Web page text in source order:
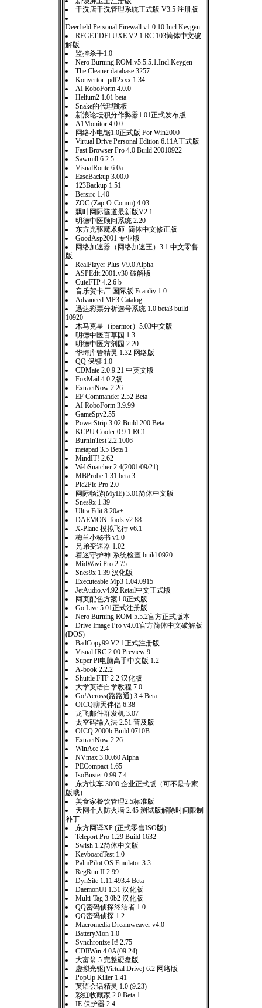
干洗店干洗管理系统正式版 V3.5 注册版
Deerfield.Personal.Firewall.v1.0.10.Incl.Keygen
REGET.DELUXE.V2.1.RC.103简体中文破
解版
监控杀手1.0
Nero Burning.ROM.v5.5.5.1.Incl.Keygen
The Cleaner database 3257
Konvertor_pdf2xxx 1.34
AI RoboForm 4.0.0
Helium2 1.01 beta
Snake的代理跳板
新浪论坛积分作弊器1.01正式发布版
A1Monitor 4.0.0
网络小电锯1.0正式版 For Win2000
Virtual Drive Personal Edition 6.11A正式版
Fast Browser Pro 4.0 Build 20010922
Sawmill 6.2.5
VisualRoute 6.0a
EaseBackup 3.00.0
123Backup 1.51
Bersirc 1.40
ZOC (Zap-O-Comm) 4.03
飘叶网际隧道最新版V2.1
明德中医顾问系统 2.20
东方光驱魔术师 简体中文修正版
GoodAsp2001 专业版
网络加速器（网络加速王）3.1 中文零售
版
RealPlayer Plus V9.0 Alpha
ASPEdit.2001.v30 破解版
CuteFTP 4.2.6 b
音乐贺卡厂 国际版 Ecardiy 1.0
Advanced MP3 Catalog
迅达彩票分析选号系统 1.0 beta3 build
10920
木马克星（iparmor）5.03中文版
明德中医百草园 1.3
明德中医方剂园 2.20
华琦库管精灵 1.32 网络版
QQ 保镖 1.0
CDMate 2.0.9.21 中英文版
FoxMail 4.0.2版
ExtractNow 2.26
EF Commander 2.52 Beta
AI RoboForm 3.9.99
GameSpy2.55
PowerStrip 3.02 Build 200 Beta
KCPU Cooler 0.9.1 RC1
BurnInTest 2.2.1006
metapad 3.5 Beta 1
MindIT! 2.62
WebSnatcher 2.4(2001/09/21)
MBProbe 1.31 beta 3
Pic2Pic Pro 2.0
网际畅游(MyIE) 3.01简体中文版
Snes9x 1.39
Ultra Edit 8.20a+
DAEMON Tools v2.88
X-Plane 模拟飞行 v6.1
梅兰小秘书 v1.0
兄弟变速器 1.02
着迷守护神-系统检查 build 0920
MidWavi Pro 2.75
Snes9x 1.39 汉化版
Executeable Mp3 1.04.0915
JetAudio.v4.92.Retail中文正式版
网页配色方案1.0正式版
Go Live 5.01正式注册版
Nero Burning ROM 5.5.2官方正式版本
Drive Image Pro v4.01官方简体中文破解版
(DOS)
BadCopy99 V2.1正式注册版
Visual IRC 2.00 Preview 9
Super Pi电脑高手中文版 1.2
A-book 2.2.2
Shuttle FTP 2.2 汉化版
大学英语自学教程 7.0
Go!Across(路路通) 3.4 Beta
OICQ聊天伴侣 6.38
龙飞邮件群发机 3.07
太空码输入法 2.51 普及版
OICQ 2000b Build 0710B
ExtractNow 2.26
WinAce 2.4
NVmax 3.00.60 Alpha
PECompact 1.65
IsoBuster 0.99.7.4
东方快车 3000 企业正式版（可不是专家
版哦）
美食家餐饮管理2.5标准版
天网个人防火墙 2.45 测试版解除时间限制
补丁
东方网译XP (正式零售ISO版)
Teleport Pro 1.29 Build 1632
Swish 1.2简体中文版
KeyboardTest 1.0
PalmPilot OS Emulator 3.3
RegRun II 2.99
DynSite 1.11.493.4 Beta
DaemonUI 1.31 汉化版
Multi-Tag 3.0b2 汉化版
QQ密码侦探终结者 1.0
QQ密码侦探 1.2
Macromedia Dreamweaver v4.0
BatteryMon 1.0
Synchronize It! 2.75
CDRWin 4.0A(09.24)
大富翁 5 完整硬盘版
虚拟光驱(Virtual Drive) 6.2 网络版
PopUp Killer 1.41
英语会话精灵 1.0 (9.23)
彩虹收藏家 2.0 Beta 1
IE 保护器 2.4